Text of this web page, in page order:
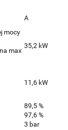
A
mocy
max
35,2 kW
11,6 kW
89,5 %
97,6 %
3 bar